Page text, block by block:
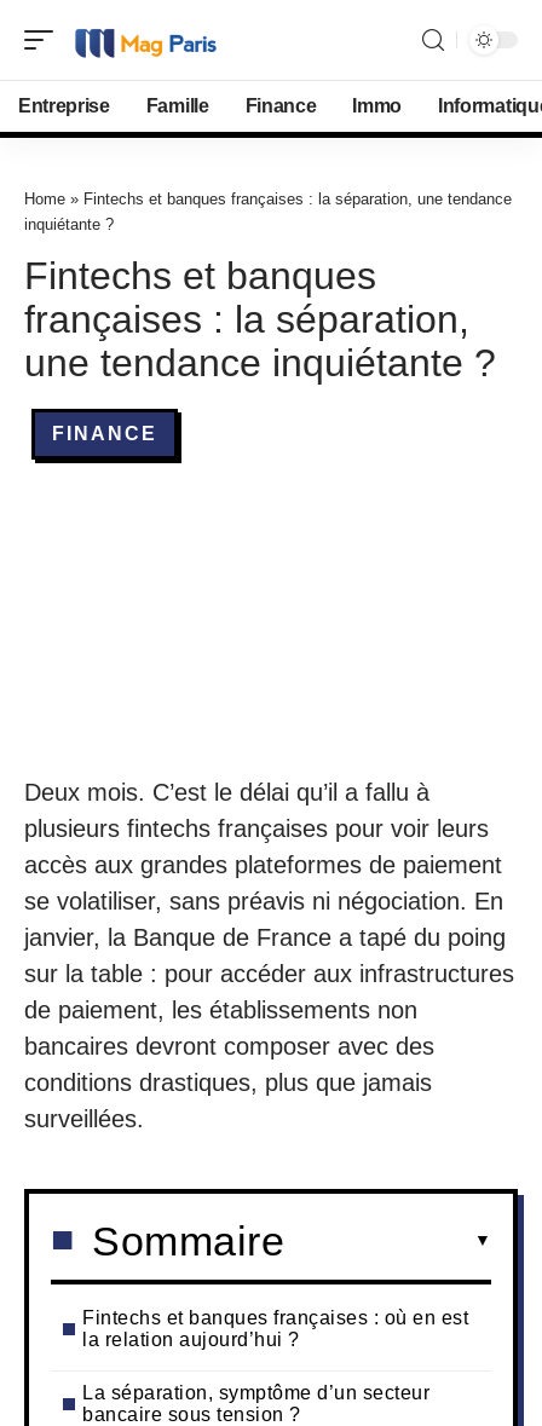
Entreprise Famille Finance Immo
Home » Fintechs et banques françaises : la séparation, une tendance
inquiétante ?
Fintechs et banques
françaises : la séparation,
une tendance inquiétante ?
FINANCE
Deux mois. C’est le délai qu’il a fallu à
plusieurs fintechs françaises pour voir leurs
accès aux grandes plateformes de paiement
se volatiliser, sans préavis ni négociation. En
janvier, la Banque de France a tapé du poing
sur la table : pour accéder aux infrastructures
de paiement, les établissements non
bancaires devront composer avec des
conditions drastiques, plus que jamais
surveillées.
Sommaire
Fintechs et banques françaises : où en est
la relation aujourd’hui ?
La séparation, symptôme d’un secteur
bancaire sous tension ?